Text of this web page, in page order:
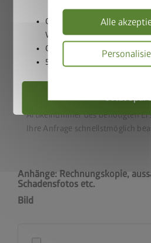
Alle
Stückliste für Ihr Produkt. Nur
Artikelnummer des benötigten
Ihre Anfrage schnellstmöglich
Anhänge: Rechnungskopie,
Schadensfotos etc.
Bild
Gerätehaus und BikeLift
Warenkorb legen
Gutscheincode BIKELIFT50
50% Rabatt auf den BikeLift
Jetzt